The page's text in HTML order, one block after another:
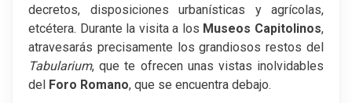
decretos, disposiciones urbanísticas y agrícolas,
etcétera. Durante la visita a los Museos Capitolinos,
atravesarás precisamente los grandiosos restos del
Tabularium, que te ofrecen unas vistas inolvidables
del Foro Romano, que se encuentra debajo.